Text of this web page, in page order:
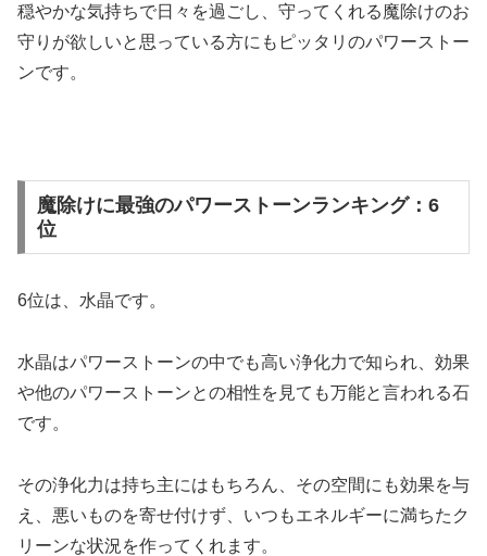
穏やかな気持ちで日々を過ごし、守ってくれる魔除けのお
守りが欲しいと思っている方にもピッタリのパワーストー
ンです。
魔除けに最強のパワーストーンランキング：6
位
6位は、水晶です。
水晶はパワーストーンの中でも高い浄化力で知られ、効果
や他のパワーストーンとの相性を見ても万能と言われる石
です。
その浄化力は持ち主にはもちろん、その空間にも効果を与
え、悪いものを寄せ付けず、いつもエネルギーに満ちたク
リーンな状況を作ってくれます。